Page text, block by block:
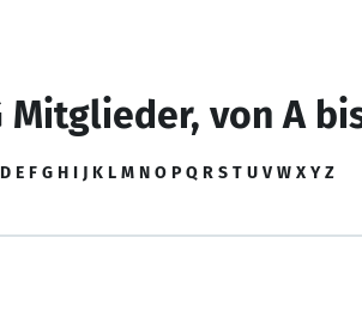
Mitglieder, von A
D E F G H I J K L M N O P Q R S T U V W X Y Z